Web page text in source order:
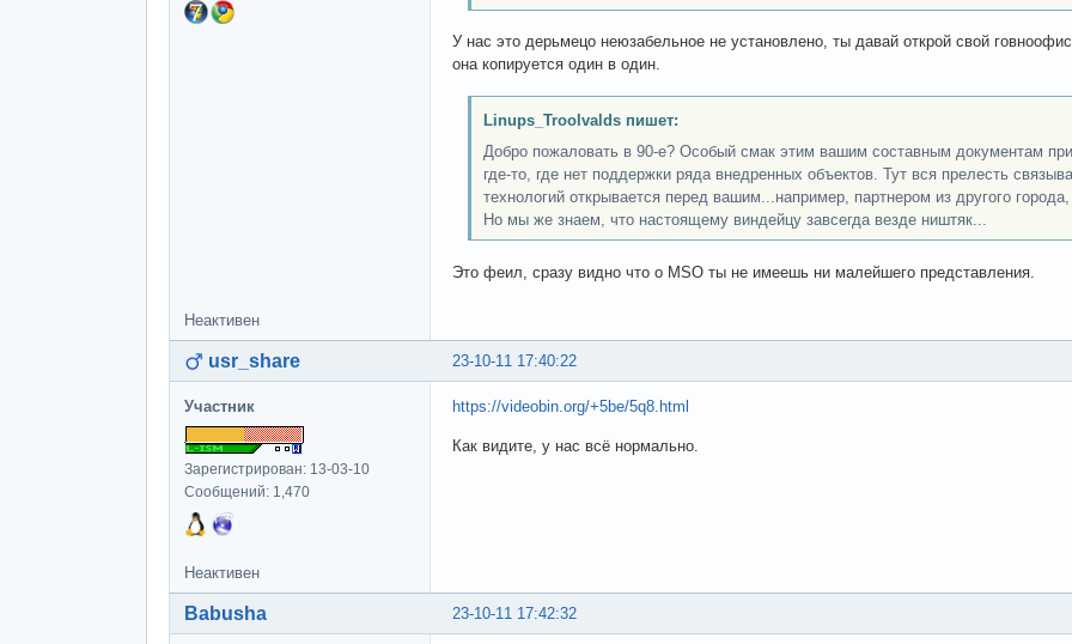
У нас это дерьмецо неюзабельное не установлено, ты давай открой свой
она копируется один в один.
Linups_Troolvalds пишет:
Добро пожаловать в 90-е? Особый смак этим вашим составным документам
где-то, где нет поддержки ряда внедренных объектов. Тут вся прелесть
технологий открывается перед вашим...например, партнером из другого города,
Но мы же знаем, что настоящему виндейцу завсегда везде ништяк...
Это феил, сразу видно что о MSO ты не имеешь ни малейшего представления.
Неактивен
23-10-11 17:40:22
usr_share
Участник
Зарегистрирован: 13-03-10
Сообщений: 1,470
https://videobin.org/+5be/5q8.html
Как видите, у нас всё нормально.
Неактивен
23-10-11 17:42:32
Babusha